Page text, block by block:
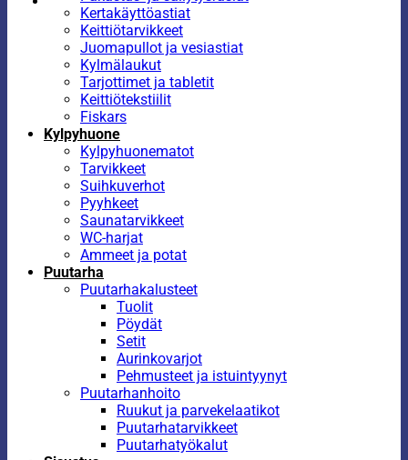
Kertakäyttöastiat
Keittiötarvikkeet
Juomapullot ja vesiastiat
Kylmälaukut
Tarjottimet ja tabletit
Keittiötekstiilit
Fiskars
Kylpyhuone
Kylpyhuonematot
Tarvikkeet
Suihkuverhot
Pyyhkeet
Saunatarvikkeet
WC-harjat
Ammeet ja potat
Puutarha
Puutarhakalusteet
Tuolit
Pöydät
Setit
Aurinkovarjot
Pehmusteet ja istuintyynyt
Puutarhanhoito
Ruukut ja parvekelaatikot
Puutarhatarvikkeet
Puutarhatyökalut